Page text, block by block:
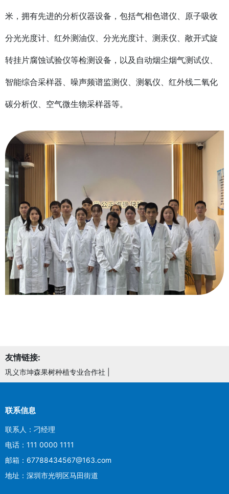
米，拥有先进的分析仪器设备，包括气相色谱仪、原子吸收
分光光度计、红外测油仪、分光光度计、测汞仪、敞开式旋
转挂片腐蚀试验仪等检测设备，以及自动烟尘烟气测试仪、
智能综合采样器、噪声频谱监测仪、测氡仪、红外线二氧化
碳分析仪、空气微生物采样器等。
友情链接:
巩义市坤森果树种植专业合作社
联系信息
联系人：刁经理
电话：111 0000 1111
邮箱：67788434567@163.com
地址：深圳市光明区马田街道